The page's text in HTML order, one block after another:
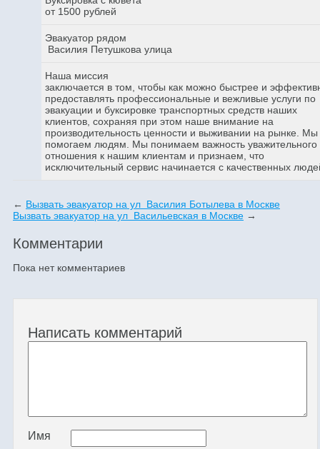
от 1500 рублей
Эвакуатор рядом
Василия Петушкова улица
Наша миссия
заключается в том, чтобы как можно быстрее и
предоставлять профессиональные и вежливые услуги по
эвакуации и буксировке транспортных средств наших
клиентов, сохраняя при этом наше внимание на
производительность ценности и выживании на рынке. Мы
помогаем людям. Мы понимаем важность уважительного
отношения к нашим клиентам и признаем, что
исключительный сервис начинается с качественных
← Вызвать эвакуатор на ул Василия Ботылева в Москве
Вызвать эвакуатор на ул Васильевская в Москве →
Комментарии
Пока нет комментариев
Написать комментарий
Имя